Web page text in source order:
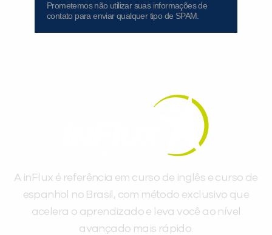
Prometemos não utilizar suas informações de
contato para enviar qualquer tipo de SPAM.
A inFlux é referência em curso de inglês e curso de
espanhol no Brasil, com método exclusivo que
acelera o aprendizado e leva você ao nível
avançado mais rápido.